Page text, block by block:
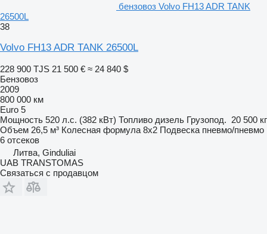
бензовоз Volvo FH13 ADR TANK
26500L
38
Volvo FH13 ADR TANK 26500L
228 900 TJS 21 500 € ≈ 24 840 $
Бензовоз
2009
800 000 км
Euro 5
Мощность 520 л.с. (382 кВт) Топливо дизель Грузопод. 20 500 кг
Объем 26,5 м³ Колесная формула 8x2 Подвеска пневмо/пневмо
6 отсеков
Литва, Ginduliai
UAB TRANSTOMAS
Связаться с продавцом